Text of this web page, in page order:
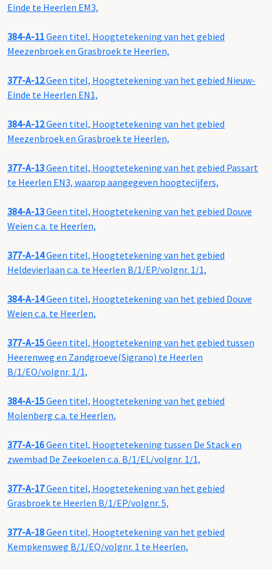
Einde te Heerlen EM3,
384-A-11Geen titel, Hoogtetekening van het gebied
Meezenbroek en Grasbroek te Heerlen,
377-A-12Geen titel, Hoogtetekening van het gebied Nieuw-
Einde te Heerlen EN1,
384-A-12Geen titel, Hoogtetekening van het gebied
Meezenbroek en Grasbroek te Heerlen,
377-A-13Geen titel, Hoogtetekening van het gebied Passart
te Heerlen EN3, waarop aangegeven hoogtecijfers,
384-A-13Geen titel, Hoogtetekening van het gebied Douve
Weien c.a. te Heerlen,
377-A-14Geen titel, Hoogtetekening van het gebied
Heldevierlaan c.a. te Heerlen B/1/EP/volgnr. 1/1,
384-A-14Geen titel, Hoogtetekening van het gebied Douve
Weien c.a. te Heerlen,
377-A-15Geen titel, Hoogtetekening van het gebied tussen
Heerenweg en Zandgroeve(Sigrano) te Heerlen
B/1/EO/volgnr. 1/1,
384-A-15Geen titel, Hoogtetekening van het gebied
Molenberg c.a. te Heerlen,
377-A-16Geen titel, Hoogtetekening tussen De Stack en
zwembad De Zeekoelen c.a. B/1/EL/volgnr. 1/1,
377-A-17Geen titel, Hoogtetekening van het gebied
Grasbroek te Heerlen B/1/EP/volgnr. 5,
377-A-18Geen titel, Hoogtetekening van het gebied
Kempkensweg B/1/EQ/volgnr. 1 te Heerlen,